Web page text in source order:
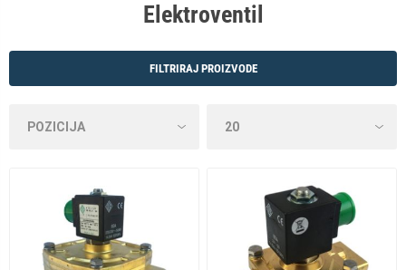
Elektroventil
FILTRIRAJ PROIZVODE